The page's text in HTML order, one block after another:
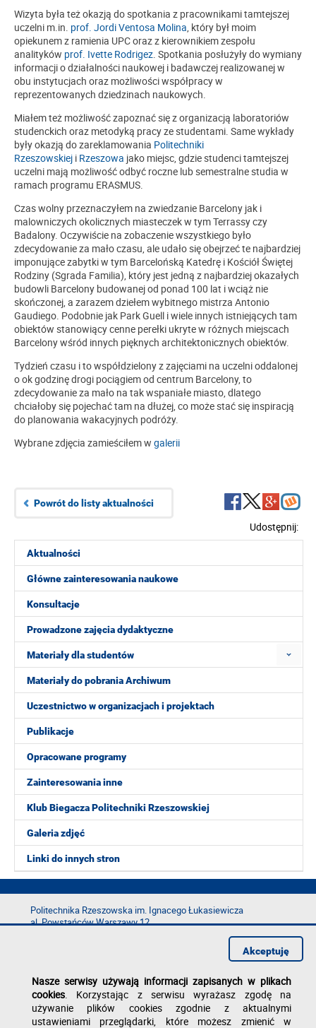
Aktualności
Główne zainteresowania naukowe
Konsultacje
Prowadzone zajęcia dydaktyczne
Materiały dla studentów
Materiały do pobrania Archiwum
Uczestnictwo w organizacjach i projektach
Publikacje
Opracowane programy
Zainteresowania inne
Klub Biegacza Politechniki Rzeszowskiej
Galeria zdjęć
Linki do innych stron
Wizyta była też okazją do spotkania z pracownikami tamtejszej
uczelni m.in. prof. Jordi Ventosa Molina, który był moim
opiekunem z ramienia UPC oraz z kierownikiem zespołu
analityków prof. Ivette Rodrigez. Spotkania posłużyły do wymiany
informacji o działalności naukowej i badawczej realizowanej w
obu instytucjach oraz możliwości współpracy w
reprezentowanych dziedzinach naukowych.
Miałem też możliwość zapoznać się z organizacją laboratoriów
studenckich oraz metodyką pracy ze studentami. Same wykłady
były okazją do zareklamowania Politechniki
Rzeszowskiej i Rzeszowa jako miejsc, gdzie studenci tamtejszej
uczelni mają możliwość odbyć roczne lub semestralne studia w
ramach programu ERASMUS.
Czas wolny przeznaczyłem na zwiedzanie Barcelony jak i
malowniczych okolicznych miasteczek w tym Terrassy czy
Badalony. Oczywiście na zobaczenie wszystkiego było
zdecydowanie za mało czasu, ale udało się obejrzeć te najbardziej
imponujące zabytki w tym Barcelońską Katedrę i Kościół Świętej
Rodziny (Sgrada Familia), który jest jedną z najbardziej okazałych
budowli Barcelony budowanej od ponad 100 lat i wciąż nie
skończonej, a zarazem dziełem wybitnego mistrza Antonio
Gaudiego. Podobnie jak Park Guell i wiele innych istniejących tam
obiektów stanowiący cenne perełki ukryte w różnych miejscach
Barcelony wśród innych pięknych architektonicznych obiektów.
Tydzień czasu i to współdzielony z zajęciami na uczelni oddalonej
o ok godzinę drogi pociągiem od centrum Barcelony, to
zdecydowanie za mało na tak wspaniałe miasto, dlatego
chciałoby się pojechać tam na dłużej, co może stać się inspiracją
do planowania wakacyjnych podróży.
Wybrane zdjęcia zamieściłem w galerii
Udostępnij:
Powrót do listy aktualności
Politechnika Rzeszowska im. Ignacego Łukasiewicza
al. Powstańców Warszawy 12
e-mail:kancelaria@prz.edu.pl
Deklaracja dostępności
Polityka prywatności
Nasze serwisy używają informacji zapisanych w plikach
cookies. Korzystając z serwisu wyrażasz zgodę na
używanie plików cookies zgodnie z aktualnymi
ustawieniami przeglądarki, które możesz zmienić w
Akceptuję